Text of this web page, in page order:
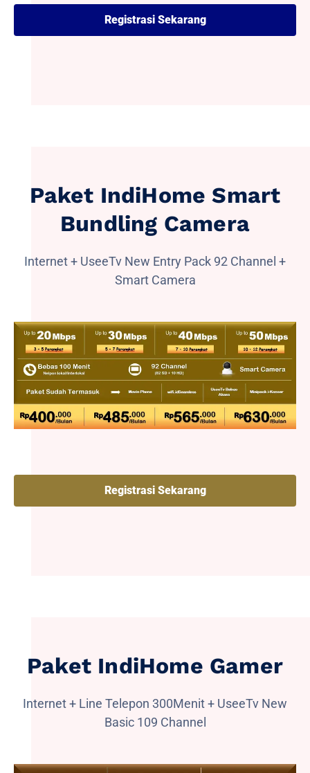
Registrasi Sekarang
Paket IndiHome Smart
Bundling Camera
Internet + UseeTv New Entry Pack 92 Channel +
Smart Camera
Registrasi Sekarang
Paket IndiHome Gamer
Internet + Line Telepon 300Menit + UseeTv New
Basic 109 Channel